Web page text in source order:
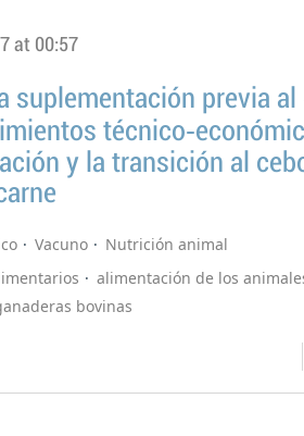
at 00:57
suplementación previa
y la transición al
Vacuno
Nutrición animal
alimentación de los
bovinas